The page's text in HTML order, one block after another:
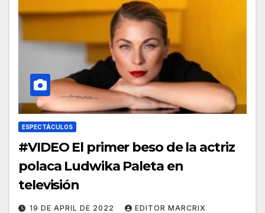
ESPECTÁCULOS
#VIDEO El primer beso de la actriz
polaca Ludwika Paleta en
televisión
19 DE APRIL DE 2022 EDITOR MARCRIX